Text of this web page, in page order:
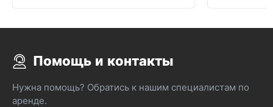
Помощь и контакты
Нужна помощь? Обратись к нашим специалистам по
аренде.